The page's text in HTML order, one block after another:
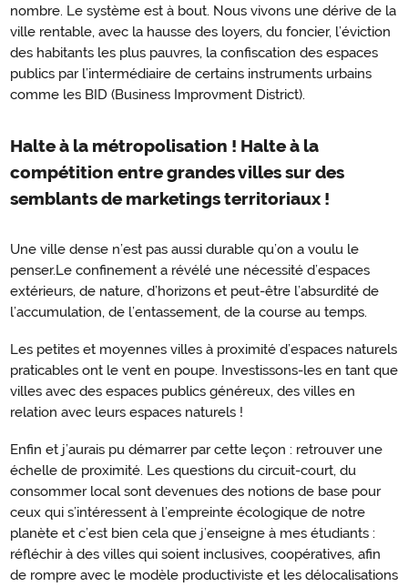
nombre. Le système est à bout. Nous vivons une dérive de la
ville rentable, avec la hausse des loyers, du foncier, l’éviction
des habitants les plus pauvres, la confiscation des espaces
publics par l’intermédiaire de certains instruments urbains
comme les BID (Business Improvment District).
Halte à la métropolisation ! Halte à la
compétition entre grandes villes sur des
semblants de marketings territoriaux !
Une ville dense n’est pas aussi durable qu’on a voulu le
penser.Le confinement a révélé une nécessité d’espaces
extérieurs, de nature, d’horizons et peut-être l’absurdité de
l’accumulation, de l’entassement, de la course au temps.
Les petites et moyennes villes à proximité d’espaces naturels
praticables ont le vent en poupe. Investissons-les en tant que
villes avec des espaces publics généreux, des villes en
relation avec leurs espaces naturels !
Enfin et j’aurais pu démarrer par cette leçon : retrouver une
échelle de proximité. Les questions du circuit-court, du
consommer local sont devenues des notions de base pour
ceux qui s’intéressent à l’empreinte écologique de notre
planète et c’est bien cela que j’enseigne à mes étudiants :
réfléchir à des villes qui soient inclusives, coopératives, afin
de rompre avec le modèle productiviste et les délocalisations